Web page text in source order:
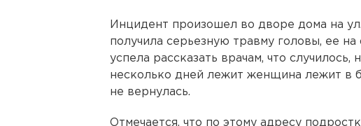
Инцидент произошел во дворе дома на
получила серьезную травму головы, ее
успела рассказать врачам, что
несколько дней лежит женщина лежит в
не вернулась.
Отмечается, что по этому адресу